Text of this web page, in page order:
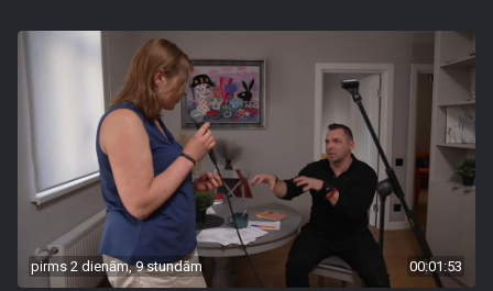
pirms 2 dienām, 9 stundām 00:01:53